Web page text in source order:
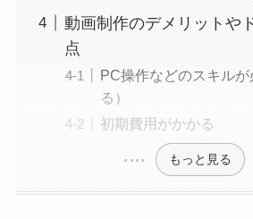
動画制作のデメリットや
点
PC操作などのスキル
る）
初期費用がかかる
もっと見る